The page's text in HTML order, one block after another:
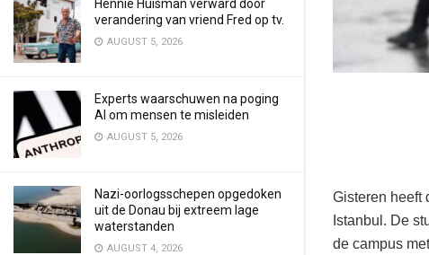
Hennie Huisman verward door
verandering van vriend Fred op tv.
AUGUST 5, 2026
Experts waarschuwen na poging
AI om mensen te misleiden
AUGUST 5, 2026
Nazi-oorlogsschepen opgedoken
uit de Donau bij extreem lage
waterstanden
AUGUST 4, 2026
Gisteren heeft
Istanbul. De
de campus